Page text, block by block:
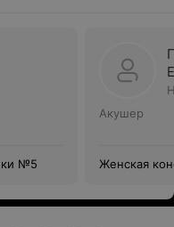
№5
Акушер
Женская